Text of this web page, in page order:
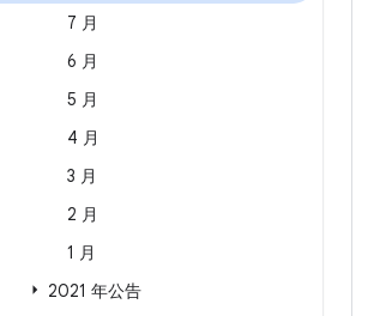
7 月
6 月
5 月
4 月
3 月
2 月
1 月
2021 年公告